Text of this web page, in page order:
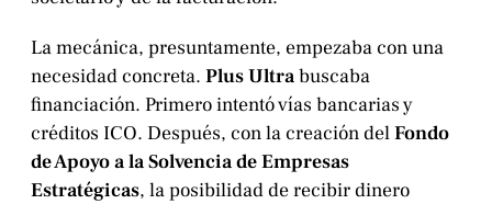
La mecánica, presuntamente, empezaba con una
necesidad concreta. Plus Ultrabuscaba
financiación. Primero intentó vías bancarias y
créditos ICO. Después, con la creación delFondo
de Apoyo a la Solvencia de Empresas
Estratégicas, la posibilidad de recibir dinero